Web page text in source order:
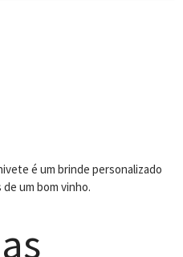
é um brinde personalizado
um bom vinho.